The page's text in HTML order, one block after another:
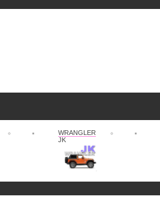
WRANGLER
JK